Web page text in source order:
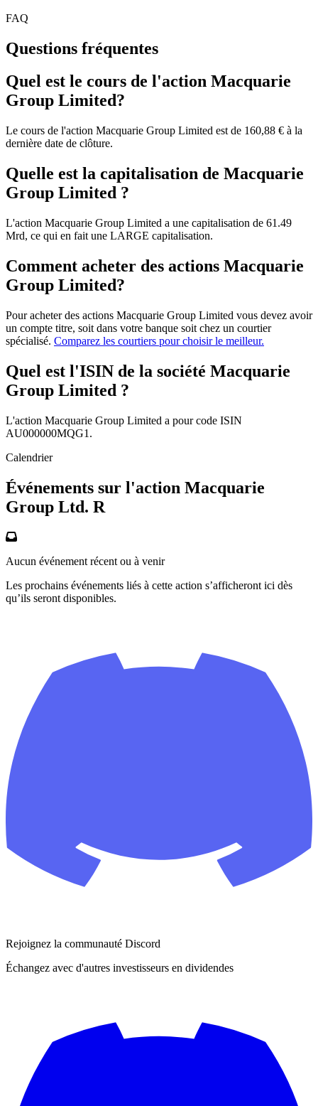
FAQ
Questions fréquentes
Quel est le cours de l'action Macquarie
Group Limited?
Le cours de l'action Macquarie Group Limited est de 160,88 € à la
dernière date de clôture.
Quelle est la capitalisation de Macquarie
Group Limited ?
L'action Macquarie Group Limited a une capitalisation de 61.49
Mrd, ce qui en fait une LARGE capitalisation.
Comment acheter des actions Macquarie
Group Limited?
Pour acheter des actions Macquarie Group Limited vous devez avoir
un compte titre, soit dans votre banque soit chez un courtier
spécialisé. Comparez les courtiers pour choisir le meilleur.
Quel est l'ISIN de la société Macquarie
Group Limited ?
L'action Macquarie Group Limited a pour code ISIN
AU000000MQG1.
Calendrier
Événements sur l'action Macquarie
Group Ltd. R
Aucun événement récent ou à venir
Les prochains événements liés à cette action s’afficheront ici dès
qu’ils seront disponibles.
Rejoignez la communauté Discord
Échangez avec d'autres investisseurs en dividendes